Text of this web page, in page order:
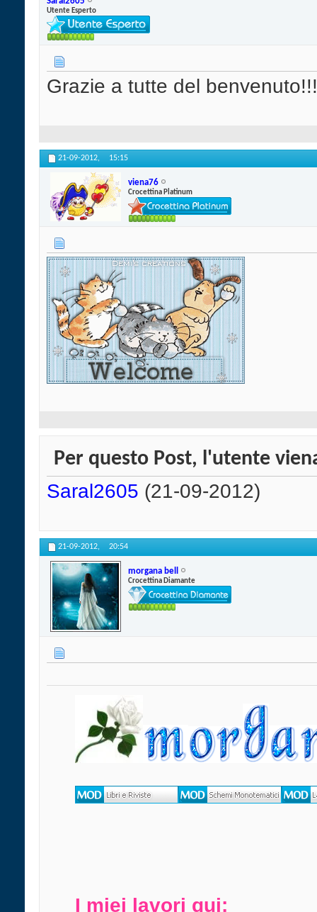
Utente Esperto
Grazie a tutte del benvenuto!!!
21-09-2012, 15:15
viena76
Crocettina Platinum
Per questo Post, l'utente
Saral2605 (21-09-2012)
21-09-2012, 20:54
morgana bell
Crocettina Diamante
I miei lavori qui: